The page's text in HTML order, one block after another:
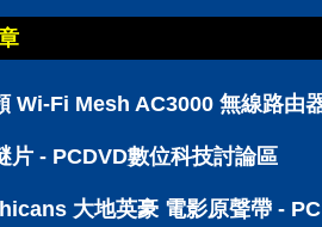
Wi-Fi Mesh AC3000 無線路由
片 - PCDVD數位科技討論區
大地英豪 電影原聲帶 -